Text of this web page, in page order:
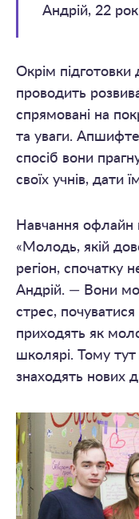
Андрій, 22
Окрім підготовки
проводить
спрямовані на
та уваги.
спосіб вони
своїх учнів, дати
Навчання офлайн
«Молодь, якій
регіон, спочатку
Андрій. — Вони
стрес,
приходять як
школярі. Тому
знаходять нових